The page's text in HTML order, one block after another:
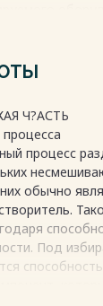
мер,
темы
дата
самом
Ч?АСТЬ
процесс
обычно
Под